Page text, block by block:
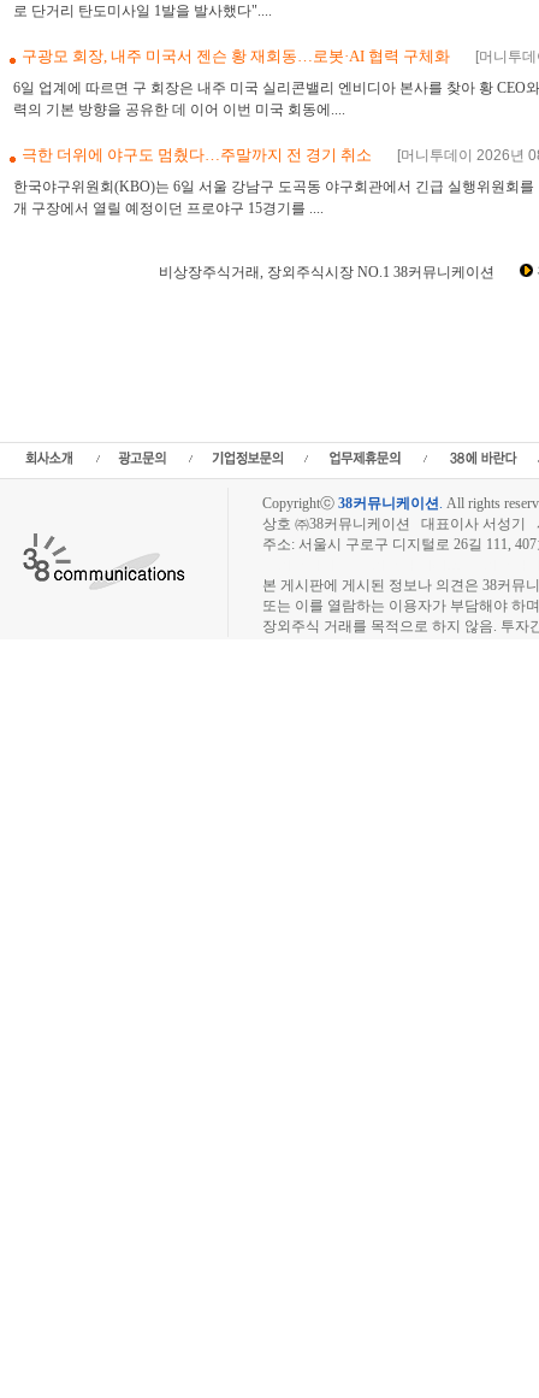
로 단거리 탄도미사일 1발을 발사했다"....
구광모 회장, 내주 미국서 젠슨 황 재회동…로봇·AI 협력 구체화
[머니투
6일 업계에 따르면 구 회장은 내주 미국 실리콘밸리 엔비디아 본사를 찾아 황
력의 기본 방향을 공유한 데 이어 이번 미국 회동에....
극한 더위에 야구도 멈췄다…주말까지 전 경기 취소
[머니투데이 2026년
한국야구위원회(KBO)는 6일 서울 강남구 도곡동 야구회관에서 긴급 실행위원회
개 구장에서 열릴 예정이던 프로야구 15경기를 ....
비상장주식거래, 장외주식시장 NO.1 38커뮤니케이션
Copyrightⓒ 38커뮤니케이션. All rights
상호 ㈜38커뮤니케이션 대표이사 서성기
주소: 서울시 구로구 디지털로 26길 111,
본 게시판에 게시된 정보나 의견은 38커뮤
또는 이를 열람하는 이용자가 부담해야 하
장외주식 거래를 목적으로 하지 않음. 투